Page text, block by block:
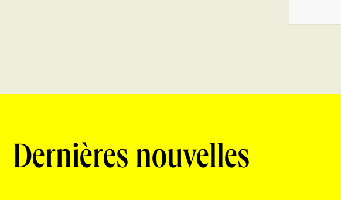
Dernières nouvelles